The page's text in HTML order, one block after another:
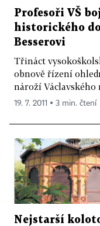
Profesoři VŠ
historického
Besserovi
Třináct
obnově řízení
nároží Václavského
19. 7. 2011 ▪ 3 min. čtení
Nejstarší